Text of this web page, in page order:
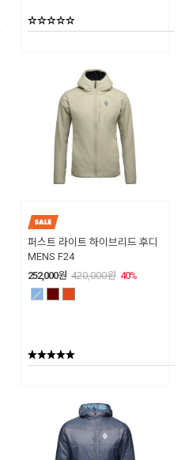
퍼스트 라이트 하이브리드 후디
MENS F24
252,000원 420,000원 40%